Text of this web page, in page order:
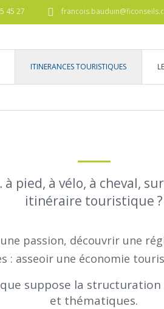
45 27
ITINERANCES TOURISTIQUES
pied, à vélo, à cheval,
itinéraire touristique ?
passion, découvrir une
: asseoir une économie
suppose la
et thématiques.